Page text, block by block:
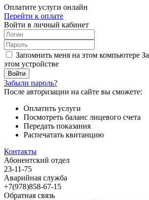
Оплатите услуги онлайн
Перейти к оплате
Войти в личный кабинет
Запомнить меня на этом компьютере
этом устройстве
Забыли пароль?
После авторизации на сайте вы сможете:
Оплатить услуги
Посмотреть баланс лицевого счета
Передать показания
Распечатать квитанцию
Контакты
Абонентский отдел
23-11-75
Аварийная служба
+7(978)858-67-15
Обратная связь